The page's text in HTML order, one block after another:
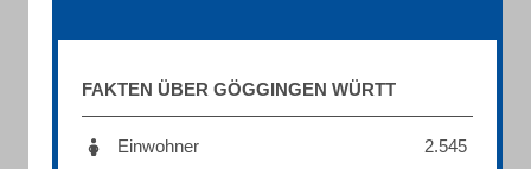
FAKTEN ÜBER GÖGGINGEN WÜRTT
Einwohner
2.545